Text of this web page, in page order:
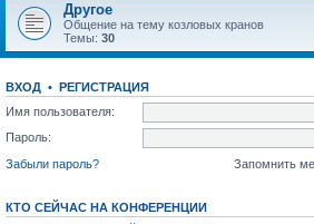
Другое
Общение на тему козловых кранов
Темы: 30
ВХОД • РЕГИСТРАЦИЯ
Имя пользователя:
Пароль:
Забыли пароль?
Запомнить
КТО СЕЙЧАС НА КОНФЕРЕНЦИИ